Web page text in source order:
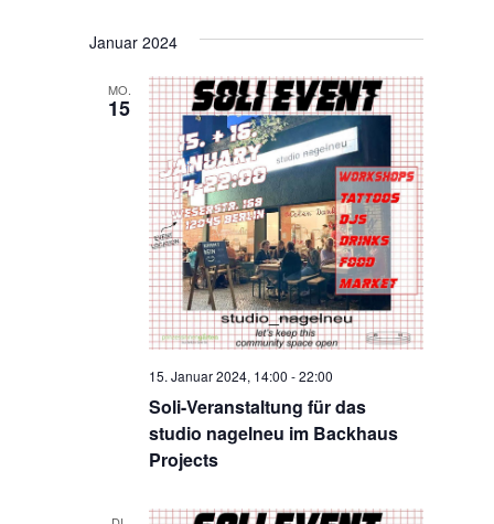
Januar 2024
MO.
15
Soli-Veranstaltung für das
studio nagelneu im Backhaus
Projects
15. Januar 2024, 14:00 -22:00